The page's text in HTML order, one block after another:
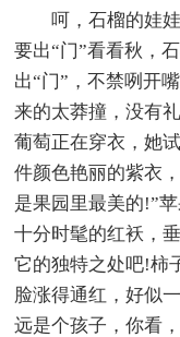
呵，石榴的娃
要出“门”看看秋，
出“门”，不禁咧开
来的太莽撞，没有
葡萄正在穿衣，她
件颜色艳丽的紫衣
是果园里最美的!”
十分时髦的红袄，
它的独特之处吧!柿
脸涨得通红，好似
远是个孩子，你看